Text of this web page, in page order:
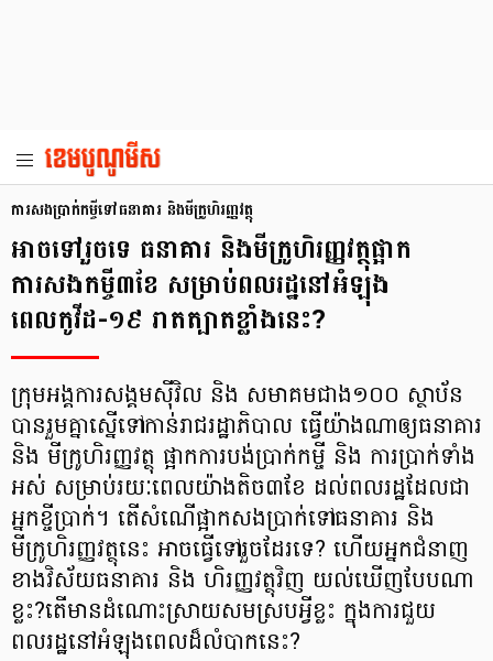
ការសងប្រាក់កម្ចីទៅធនាគារ និងមីក្រូហិរញ្ញវត្ថុ
អាចទៅរួចទេ ធនាគារ និងមីក្រូហិរញ្ញវត្ថុផ្អាក
ការសងកម្ចី៣ខែ សម្រាប់ពលរដ្ឋ​នៅអំឡុង
ពេលកូវីដ-១៩ រាតត្បាតខ្លាំងនេះ?
ក្រុមអង្គការសង្គមស៊ីវិល និង សមាគមជាង១០០ ស្ថាប័ន
បានរួមគ្នាស្នើទៅកាន់រាជរដ្ឋាភិបាល ធ្វើយ៉ាងណាឲ្យធនាគារ
និង មីក្រូហិរញ្ញវត្ថុ ផ្អាកការបង់ប្រាក់កម្ចី និង ការប្រាក់ទាំង
អស់ សម្រាប់រយៈពេលយ៉ាងតិច៣ខែ ដល់ពលរដ្ឋដែលជា
អ្នកខ្ចីប្រាក់។ តើសំណើផ្អាកសងប្រាក់ទៅធនាគារ និង
មីក្រូហិរញ្ញវត្ថុនេះ អាចធ្វើទៅរួចដែរទេ? ហើយអ្នកជំនាញ
ខាងវិស័យធនាគារ និង ហិរញ្ញវត្ថុវិញ យល់ឃើញបែបណា
ខ្លះ?តើមានដំណោះស្រាយសមស្របអ្វីខ្លះ ក្នុងការជួយ
ពលរដ្ឋនៅអំឡុងពេលដ៏លំបាកនេះ?